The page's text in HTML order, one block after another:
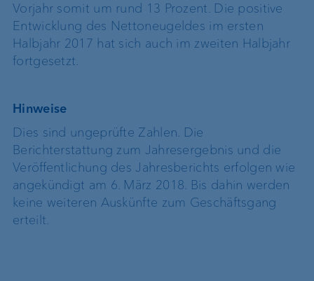
Vorjahr somit um rund 13 Prozent. Die positive
Entwicklung des Nettoneugeldes im ersten
Halbjahr 2017 hat sich auch im zweiten Halbjahr
fortgesetzt.
Hinweise
Dies sind ungeprüfte Zahlen. Die
Berichterstattung zum Jahresergebnis und die
Veröffentlichung des Jahresberichts erfolgen wie
angekündigt am 6. März 2018. Bis dahin werden
keine weiteren Auskünfte zum Geschäftsgang
erteilt.